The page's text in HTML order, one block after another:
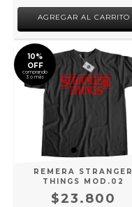
AGREGAR AL CARRITO
10%
OFF
comprando
3 o más
REMERA STRANGER
THINGS MOD.02
$23.800